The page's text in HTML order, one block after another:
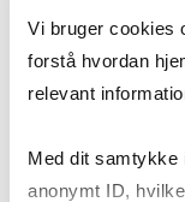
Vi bruger cookies
forstå hvordan
relevant
Med dit samtykke
anonymt ID,
Fordi din
garanteret en
korrekt og